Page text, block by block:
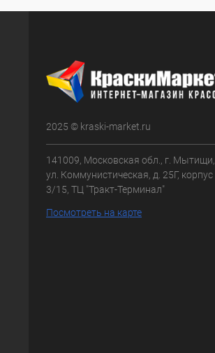
2025 © kraski-market.ru
141009, Московская обл., г. Мытищи,
ул. Коммунистическая, д. 25Г, корпус
3/15, ТЦ "Тракт-Терминал"
Посмотреть на карте